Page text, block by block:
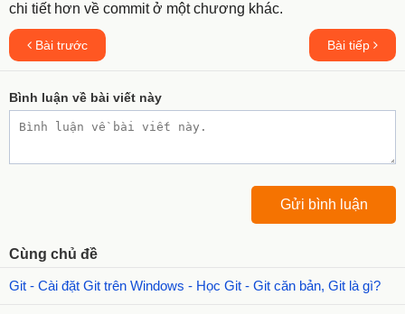
chi tiết hơn về commit ở một chương khác.
Bài trước Bài tiếp
Bình luận về bài viết này
Cùng chủ đề
Git - Cài đặt Git trên Windows - Học Git - Git căn bản, Git là gì?